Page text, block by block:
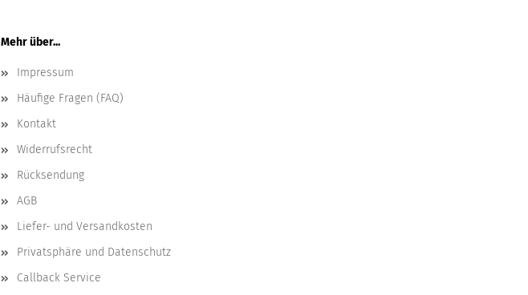
Mehr über...
Impressum
Häufige Fragen (FAQ)
Kontakt
Widerrufsrecht
Rücksendung
AGB
Liefer- und Versandkosten
Privatsphäre und Datenschutz
Callback Service